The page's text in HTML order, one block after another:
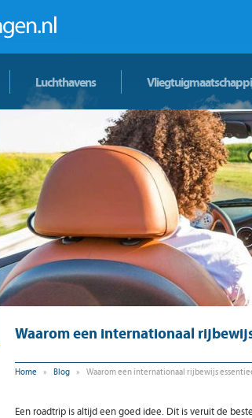
Luchthavens
Waarom een internationaal
Home » Blog » Waarom een internationaal rijbewijs
Een roadtrip is altijd een goed idee. Dit is veruit de